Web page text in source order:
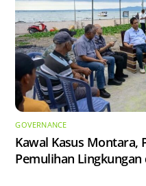
GOVERNANCE
Kawal Kasus Montara,
Pemulihan Lingkungan